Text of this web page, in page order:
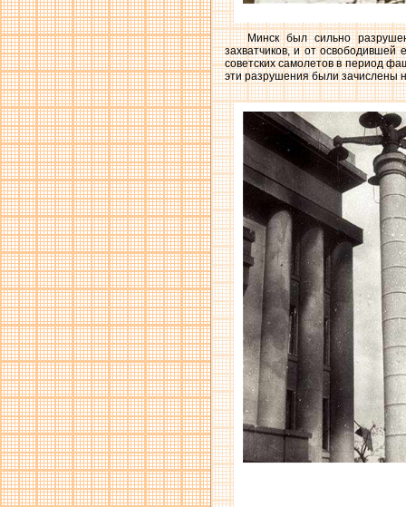
Минск был сильно
захватчиков, и от
советских самолетов в период
эти разрушения были зачислены